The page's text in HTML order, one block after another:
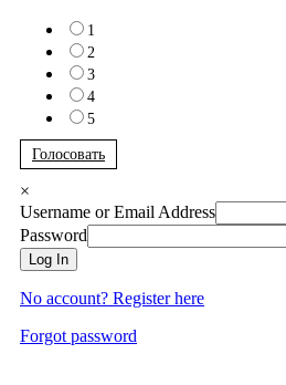
1
2
3
4
5
Голосовать
×
Username or Email Address
Password
Log In
No account? Register here
Forgot password